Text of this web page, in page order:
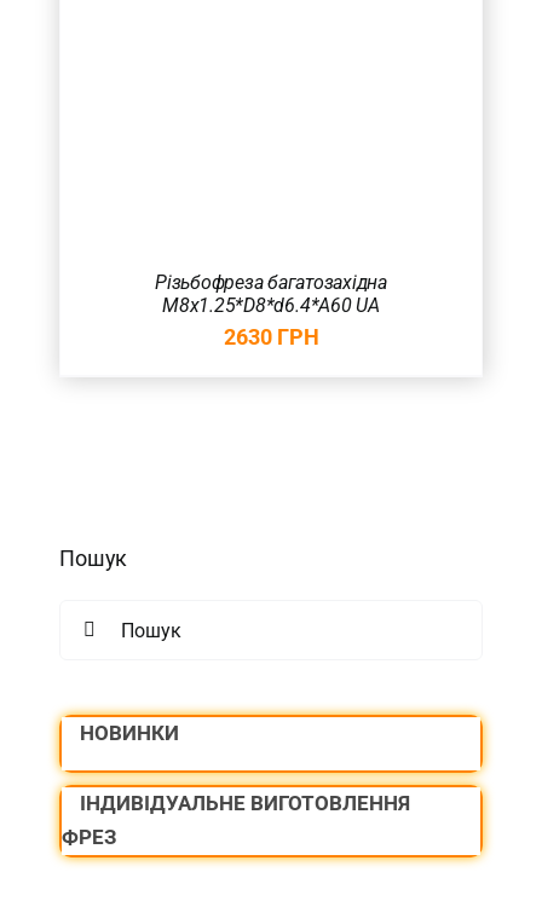
Різьбофреза багатозахідна
M8х1.25*D8*d6.4*A60 UA
2630 ГРН
Пошук
НОВИНКИ
ІНДИВІДУАЛЬНЕ ВИГОТОВЛЕННЯ
ФРЕЗ